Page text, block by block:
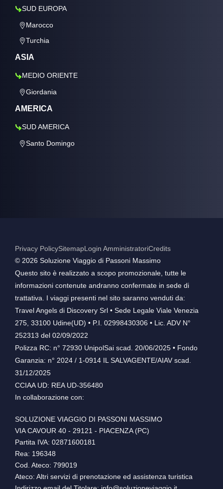
SUD EUROPA
Marocco
Turchia
ASIA
MEDIO ORIENTE
Giordania
AMERICA
SUD AMERICA
Santo Domingo
Privacy PolicySitemapLogin AmministratoriCredits
©️ 2026 Soluzione Viaggio di Passoni Massimo
Questo sito è realizzato a scopo promozionale, tutte le
informazioni contenute andranno confermate in sede di
trattativa. I viaggi presenti nel sito saranno venduti da:
Travel Angels di Discovery Srl • Sede Legale Viale Venezia
275, 33100 Udine(UD) • P.I. 02998430306 • Lic. ADV N°
252313 del 02/09/2022
Polizza RC: n° 72930 UnipolSai scad. 20/06/2025 • Fondo
Garanzia: n° 2024 / 1-0914 IL SALVAGENTE/AIAV scad.
31/12/2025
CCIAA UD: REA UD-356480
In collaborazione con:
SOLUZIONE VIAGGIO DI PASSONI MASSIMO
VIA CAVOUR 40 - 29121 - PIACENZA (PC)
Partita IVA: 02871600181
Rea: 196348
Cod. Ateco: 799019
Ateco: Altri servizi di prenotazione ed assistenza turistica